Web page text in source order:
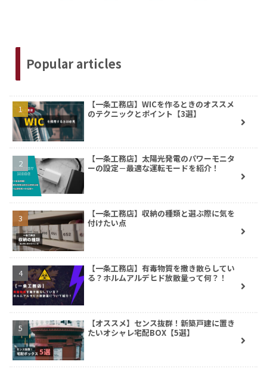
Popular articles
【一条工務店】WICを作るときのオススメ
のテクニックとポイント【3選】
【一条工務店】太陽光発電のパワーモニタ
ーの設定－最適な運転モードを紹介！
【一条工務店】収納の種類と選ぶ際に気を
付けたい点
【一条工務店】有毒物質を撒き散らしてい
る？ホルムアルデヒド放散量って何？！
【オススメ】センス抜群！新築戸建に置き
たいオシャレ宅配BOX【5選】